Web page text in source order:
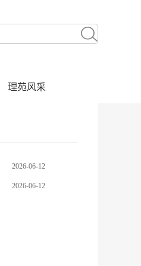
理苑风采
2026-06-12
2026-06-12